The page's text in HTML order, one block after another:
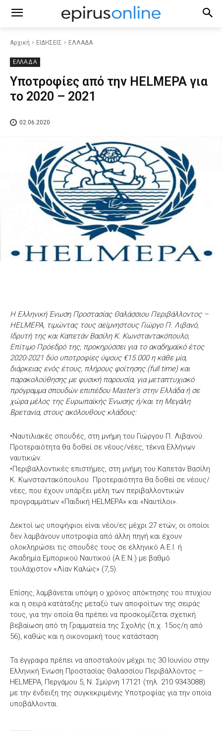
Αρχική ΕΙΔΗΣΕΙΣ ΕΛΛΑΔΑ
ΕΛΛΑΔΑ
Υποτροφίες από την HELMEPA για
το 2020 – 2021
02.06.2020
Η Ελληνική Ένωση Προστασίας Θαλάσσιου Περιβάλλοντος –
HELMEPA, τιμώντας τους αείμνηστους Γιώργο Π. Λιβανό,
Ιδρυτή της και Καπετάν Βασίλη Κ. Κωνσταντακόπουλο,
Επίτιμο Πρόεδρό της, προκηρύσσει για το ακαδημαϊκό έτος
2020-2021 δύο υποτροφίες ύψους €15.000 η κάθε μία,
διάρκειας ενός έτους, πλήρους φοίτησης (full time) και
παρακολούθησης με φυσική παρουσία, για μεταπτυχιακό
πρόγραμμα σπουδών επιπέδου Master’s στην Ελλάδα ή σε
χώρα μέλος της Ευρωπαϊκής Ένωσης ή/και τη Μεγάλη
Βρετανία, στους ακόλουθους κλάδους:
•Ναυτιλιακές σπουδές, στη μνήμη του Γιώργου Π. Λιβανού.
Προτεραιότητα θα δοθεί σε νέους/νέες, τέκνα Ελλήνων
ναυτικών.
•Περιβαλλοντικές επιστήμες, στη μνήμη του Καπετάν Βασίλη
Κ. Κωνσταντακόπουλου. Προτεραιότητα θα δοθεί σε νέους/
νέες, που έχουν υπάρξει μέλη των περιβαλλοντικών
προγραμμάτων «Παιδική HELMEPA» και «Ναυτίλοι».
Δεκτοί ως υποψήφιοι είναι νέοι/ες μέχρι 27 ετών, οι οποίοι
δεν λαμβάνουν υποτροφία από άλλη πηγή και έχουν
ολοκληρώσει τις σπουδές τους σε ελληνικό Α.Ε.Ι. ή
Ακαδημία Εμπορικού Ναυτικού (Α.Ε.Ν.) με βαθμό
τουλάχιστον «Λίαν Καλώς» (7,5).
Επίσης, λαμβάνεται υπόψη ο χρόνος απόκτησης του πτυχίου
και η σειρά κατάταξης μεταξύ των αποφοίτων της σειράς
τους, για την οποία θα πρέπει να προσκομίζεται σχετική
βεβαίωση από τη Γραμματεία της Σχολής (π.χ. 15ος/η από
56), καθώς και η οικονομική τους κατάσταση.
Τα έγγραφα πρέπει να αποσταλούν μέχρι τις 30 Ιουνίου στην
Ελληνική Ένωση Προστασίας Θαλασσίου Περιβάλλοντος –
HELMEPA, Περγάμου 5, Ν. Σμύρνη 17121 (τηλ. 210 9343088)
με την ένδειξη της συγκεκριμένης Υποτροφίας για την οποία
υποβάλλονται.